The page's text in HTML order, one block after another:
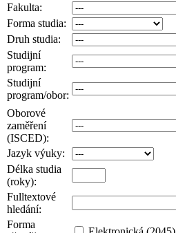
Fakulta:
Forma studia:
Druh studia:
Studijní
program:
Studijní
program/obor:
Oborové
zaměření
(ISCED):
Jazyk výuky:
Délka studia
(roky):
Fulltextové
hledání:
Forma